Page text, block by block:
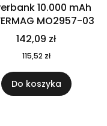
10.000 mAh
MO2957-03
142,09 zł
115,52 zł
Do koszyka